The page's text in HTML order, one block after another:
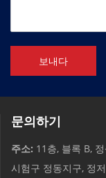
보내다
문의하기
주소: 11층, 블록 B,
시험구 정동지구, 정